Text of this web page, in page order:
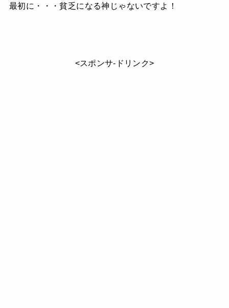
最初に・・・貧乏になる神じゃないですよ！
<スポンサ-ドリンク>